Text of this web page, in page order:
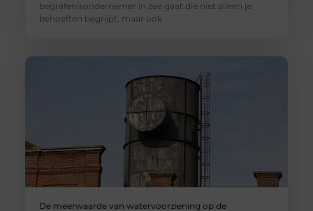
begrafenisondernemer in zee gaat die niet alleen je
behoeften begrijpt, maar ook
De meerwaarde van watervoorziening op de